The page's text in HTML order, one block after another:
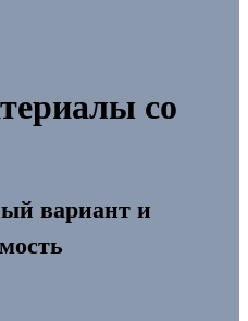
со
вариант и